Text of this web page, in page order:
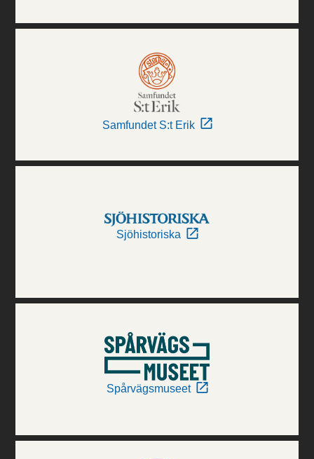
Samfundet S:t Erik
Sjöhistoriska
Spårvägsmuseet